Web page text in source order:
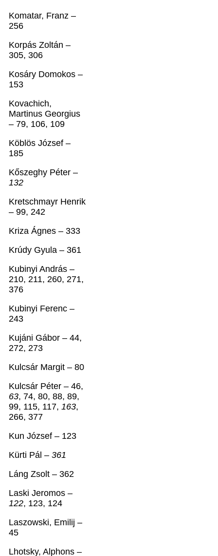
Komatar, Franz –
256
Korpás Zoltán –
305, 306
Kosáry Domokos –
153
Kovachich,
Martinus Georgius
– 79, 106, 109
Köblös József –
185
Kőszeghy Péter –
132
Kretschmayr Henrik
– 99, 242
Kriza Ágnes – 333
Krúdy Gyula – 361
Kubinyi András –
210, 211, 260, 271,
376
Kubinyi Ferenc –
243
Kujáni Gábor – 44,
272, 273
Kulcsár Margit – 80
Kulcsár Péter – 46,
63, 74, 80, 88, 89,
99, 115, 117, 163,
266, 377
Kun József – 123
Kürti Pál – 361
Láng Zsolt – 362
Laski Jeromos –
122, 123, 124
Laszowski, Emilij –
45
Lhotsky, Alphons –